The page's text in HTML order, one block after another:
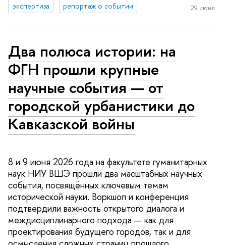
экспертиза
репортаж о событии 29 июня
Два полюса истории: на
ФГН прошли крупные
научные события — от
городской урбанистики до
Кавказской войны
8 и 9 июня 2026 года на факультете гуманитарных
наук НИУ ВШЭ прошли два масштабных научных
события, посвящённых ключевым темам
исторической науки. Воркшоп и конференция
подтвердили важность открытого диалога и
междисциплинарного подхода — как для
проектирования будущего городов, так и для